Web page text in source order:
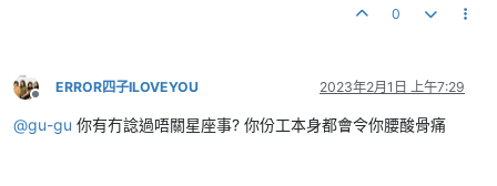
0
離線
ERROR四子ILOVEYOU 2023年2月1日 上午7:29
@gu-gu 你有冇諗過唔關星座事? 你份工本身都會令你腰酸骨痛